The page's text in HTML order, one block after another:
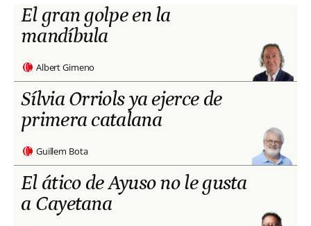
El gran golpe en la
mandíbula
Albert Gimeno
Sílvia Orriols ya ejerce de
primera catalana
Guillem Bota
El ático de Ayuso no le gusta
a Cayetana